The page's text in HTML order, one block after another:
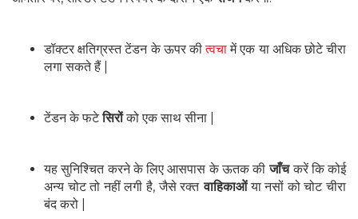
डॉक्टर क्षतिग्रस्त टेंडन के ऊपर कीत्वचामें एक या अधिक छोटे चीरा
लगा सकते हैं |
टेंडन के फटेसिरोंको एक साथ सीना |
यह सुनिश्चित करने के लिए आसपास के ऊतक की जाँचकरें कि कोई
अन्य चोट तो नहीं लगी है, जैसे रक्तवाहिकाओंया नसों को चोट चीरा
बंद करो |